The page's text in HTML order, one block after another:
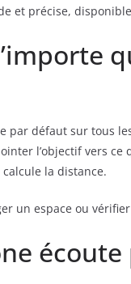
et précise,
par défaut sur tous
l’objectif vers
la distance.
un espace ou